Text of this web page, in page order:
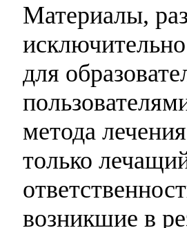
Материалы,
для
метода
только
возникшие в